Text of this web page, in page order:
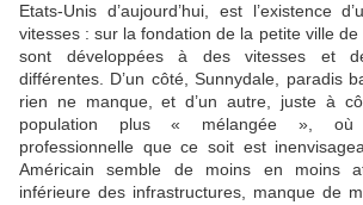
Etats-Unis d’aujourd’hui, est l’existence
vitesses : sur la fondation de la petite ville
sont développées à des vitesses et
différentes. D’un côté, Sunnydale, paradis
rien ne manque, et d’un autre, juste à
population plus « mélangée », où
professionnelle que ce soit est
Américain semble de moins en moins
inférieure des infrastructures, manque de